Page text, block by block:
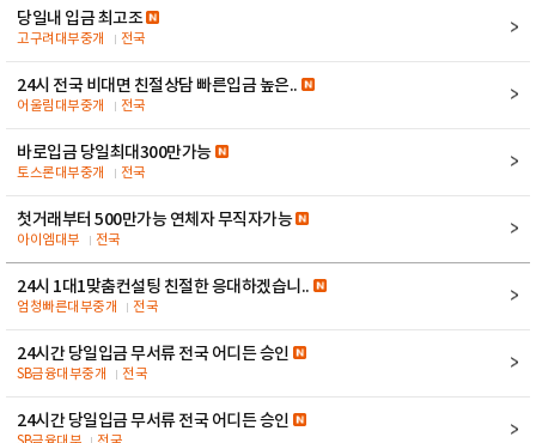
당일내 입금 최고조
고구려대부중개 전국
24시 전국 비대면 친절상담 빠른입금 높은..
어울림대부중개 전국
바로입금 당일최대300만가능
토스론대부중개 전국
첫거래부터 500만가능 연체자 무직자가능
아이엠대부 전국
24시 1대1맞춤컨설팅 친절한 응대하겠습니..
엄청빠른대부중개 전국
24시간 당일입금 무서류 전국 어디든 승인
SB금융대부중개 전국
24시간 당일입금 무서류 전국 어디든 승인